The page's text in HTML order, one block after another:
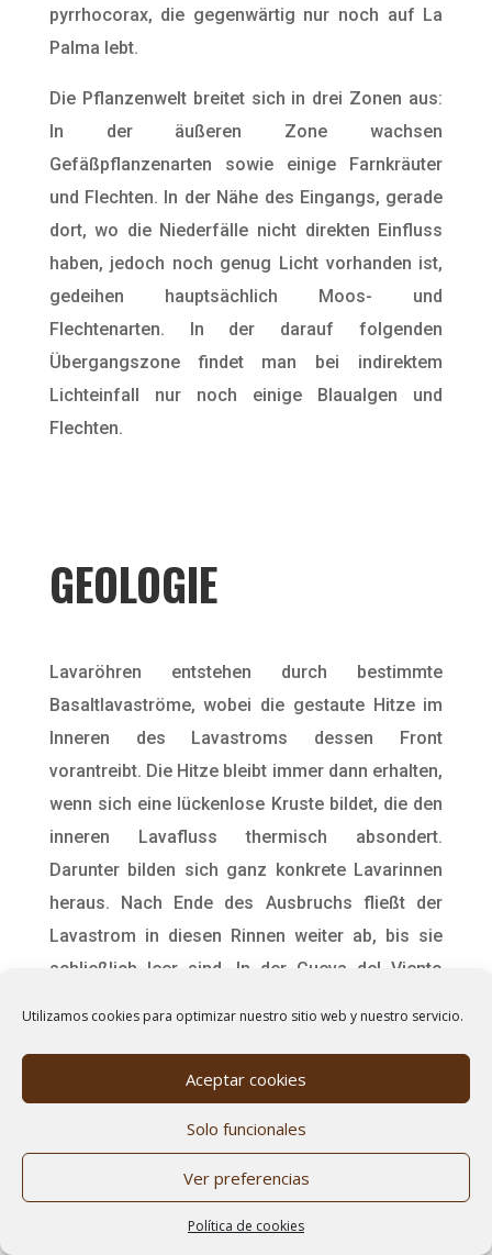
Utilizamos cookies para optimizar nuestro sitio web y nuestro servicio.
Aceptar cookies
Solo funcionales
Ver preferencias
Política de cookies
pyrrhocorax, die gegenwärtig nur noch auf La
Palma lebt.
Die Pflanzenwelt breitet sich in drei Zonen aus:
In der äußeren Zone wachsen
Gefäßpflanzenarten sowie einige Farnkräuter
und Flechten. In der Nähe des Eingangs, gerade
dort, wo die Niederfälle nicht direkten Einfluss
haben, jedoch noch genug Licht vorhanden ist,
gedeihen hauptsächlich Moos- und
Flechtenarten. In der darauf folgenden
Übergangszone findet man bei indirektem
Lichteinfall nur noch einige Blaualgen und
Flechten.
GEOLOGIE
Lavaröhren entstehen durch bestimmte
Basaltlavaströme, wobei die gestaute Hitze im
Inneren des Lavastroms dessen Front
vorantreibt. Die Hitze bleibt immer dann erhalten,
wenn sich eine lückenlose Kruste bildet, die den
inneren Lavafluss thermisch absondert.
Darunter bilden sich ganz konkrete Lavarinnen
heraus. Nach Ende des Ausbruchs fließt der
Lavastrom in diesen Rinnen weiter ab, bis sie
schließlich leer sind. In der Cueva del Viento
entsprechenden Galerien gebildet haben.
Während den Basaltausbrüchen der ersten
Eruptionsphase des Pico Viejo entstanden die
riesigen Lavarinnen, die zwei große Galerien